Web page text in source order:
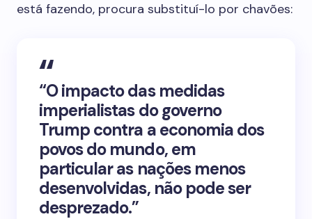
está fazendo, procura substituí-lo por chavões:
“O impacto das medidas
imperialistas do governo
Trump contra a economia dos
povos do mundo, em
particular as nações menos
desenvolvidas, não pode ser
desprezado.”